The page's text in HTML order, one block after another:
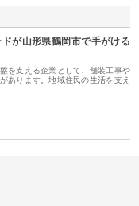
が山形県鶴岡市で手がける
を支える企業として、舗装工事や
あります。地域住民の生活を支え